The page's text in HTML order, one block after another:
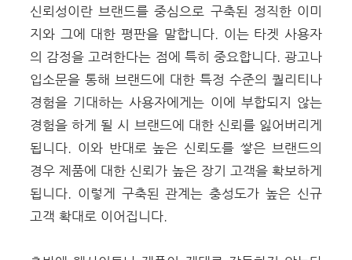
신뢰성이란 브랜드를 중심으로 구축된 정직한 이미
지와 그에 대한 평판을 말합니다. 이는 타겟 사용자
의 감정을 고려한다는 점에 특히 중요합니다. 광고나
입소문을 통해 브랜드에 대한 특정 수준의 퀄리티나
경험을 기대하는 사용자에게는 이에 부합되지 않는
경험을 하게 될 시 브랜드에 대한 신뢰를 잃어버리게
됩니다. 이와 반대로 높은 신뢰도를 쌓은 브랜드의
경우 제품에 대한 신뢰가 높은 장기 고객을 확보하게
됩니다. 이렇게 구축된 관계는 충성도가 높은 신규
고객 확대로 이어집니다.